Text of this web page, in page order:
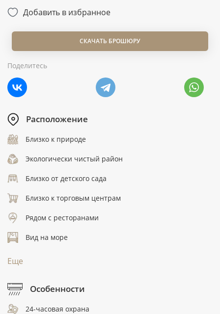
Добавить в избранное
СКАЧАТЬ БРОШЮРУ
Поделитесь
Расположение
Близко к природе
Экологически чистый район
Близко от детского сада
Близко к торговым центрам
Рядом с ресторанами
Вид на море
Еще
Особенности
24-часовая охрана